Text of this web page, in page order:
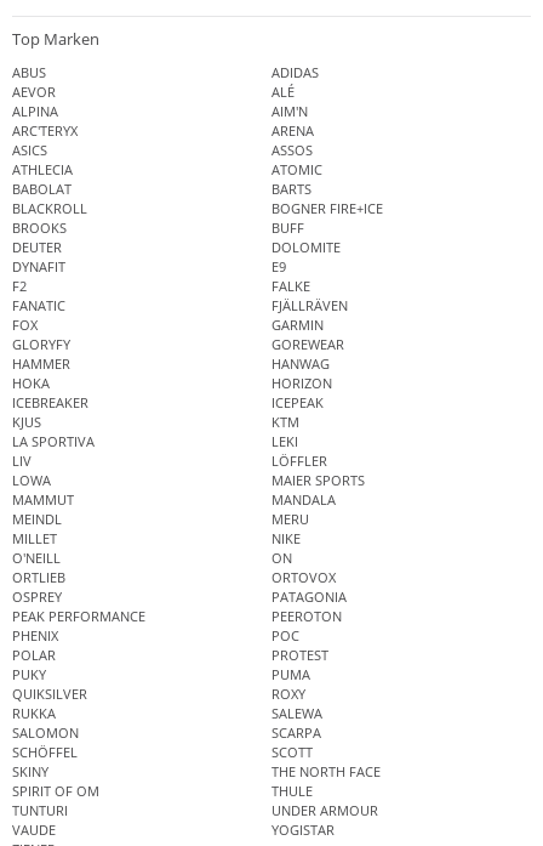
Top Marken
ABUS
ADIDAS
AEVOR
ALÉ
ALPINA
AIM'N
ARC'TERYX
ARENA
ASICS
ASSOS
ATHLECIA
ATOMIC
BABOLAT
BARTS
BLACKROLL
BOGNER FIRE+ICE
BROOKS
BUFF
DEUTER
DOLOMITE
DYNAFIT
E9
F2
FALKE
FANATIC
FJÄLLRÄVEN
FOX
GARMIN
GLORYFY
GOREWEAR
HAMMER
HANWAG
HOKA
HORIZON
ICEBREAKER
ICEPEAK
KJUS
KTM
LA SPORTIVA
LEKI
LIV
LÖFFLER
LOWA
MAIER SPORTS
MAMMUT
MANDALA
MEINDL
MERU
MILLET
NIKE
O'NEILL
ON
ORTLIEB
ORTOVOX
OSPREY
PATAGONIA
PEAK PERFORMANCE
PEEROTON
PHENIX
POC
POLAR
PROTEST
PUKY
PUMA
QUIKSILVER
ROXY
RUKKA
SALEWA
SALOMON
SCARPA
SCHÖFFEL
SCOTT
SKINY
THE NORTH FACE
SPIRIT OF OM
THULE
TUNTURI
UNDER ARMOUR
VAUDE
YOGISTAR